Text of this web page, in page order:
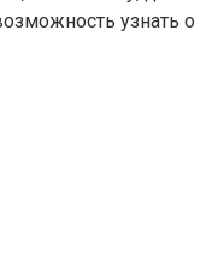
узнать о